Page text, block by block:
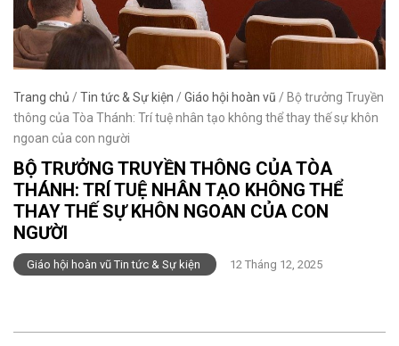
Trang chủ / Tin tức & Sự kiện / Giáo hội hoàn vũ / Bộ trưởng Truyền
thông của Tòa Thánh: Trí tuệ nhân tạo không thể thay thế sự khôn
ngoan của con người
BỘ TRƯỞNG TRUYỀN THÔNG CỦA TÒA
THÁNH: TRÍ TUỆ NHÂN TẠO KHÔNG THỂ
THAY THẾ SỰ KHÔN NGOAN CỦA CON
NGƯỜI
Giáo hội hoàn vũ Tin tức & Sự kiện 12 Tháng 12, 2025